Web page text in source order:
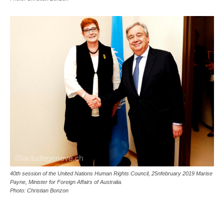
40th session of the United Nations Human Rights Council, 25nfebruary 2019 Marise
Payne, Minister for Foreign Affairs of Australia.
Photo: Christian Bonzon